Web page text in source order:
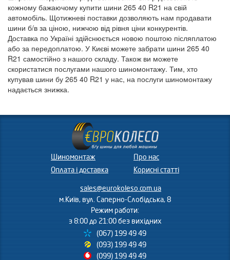
кожному бажаючому купити шини 265 40 R21 на свій
автомобіль. Щотижневі поставки дозволяють нам продавати
шини б/в за ціною, нижчою від рівня ціни конкурентів.
Доставка по Україні здійснюється новою поштою післяплатою
або за передоплатою. У Києві можете забрати шини 265 40
R21 самостійно з нашого складу. Також ви можете
скористатися послугами нашого шиномонтажу. Тим, хто
купував шини бу 265 40 R21 у нас, на послуги шиномонтажу
надається знижка.
Шиномонтаж
Оплата і доставка
Про нас
Корисні статті
sales@eurokoleso.com.ua
м.Київ, вул. Саперно-Слобідська, 8
Режим работи:
з 8:00 до 21:00 без вихідних
(067) 199 49 49
(093) 199 49 49
(099) 199 49 49